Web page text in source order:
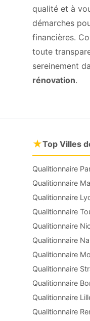
qualité et à
démarches
financières.
toute
sereinement
rénovation.
★Top Villes
Qualitionnaire
Qualitionnaire
Qualitionnaire
Qualitionnaire
Qualitionnaire
Qualitionnaire
Qualitionnaire
Qualitionnaire
Qualitionnaire
Qualitionnaire
Qualitionnaire